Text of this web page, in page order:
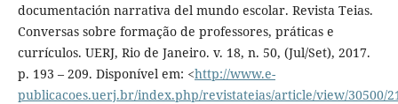
documentación narrativa del mundo escolar. Revista Teias.
Conversas sobre formação de professores, práticas e
currículos. UERJ, Rio de Janeiro. v. 18, n. 50, (Jul/Set), 2017.
p. 193 – 209. Disponível em: <http://www.e-
publicacoes.uerj.br/index.php/revistateias/article/view/30500/